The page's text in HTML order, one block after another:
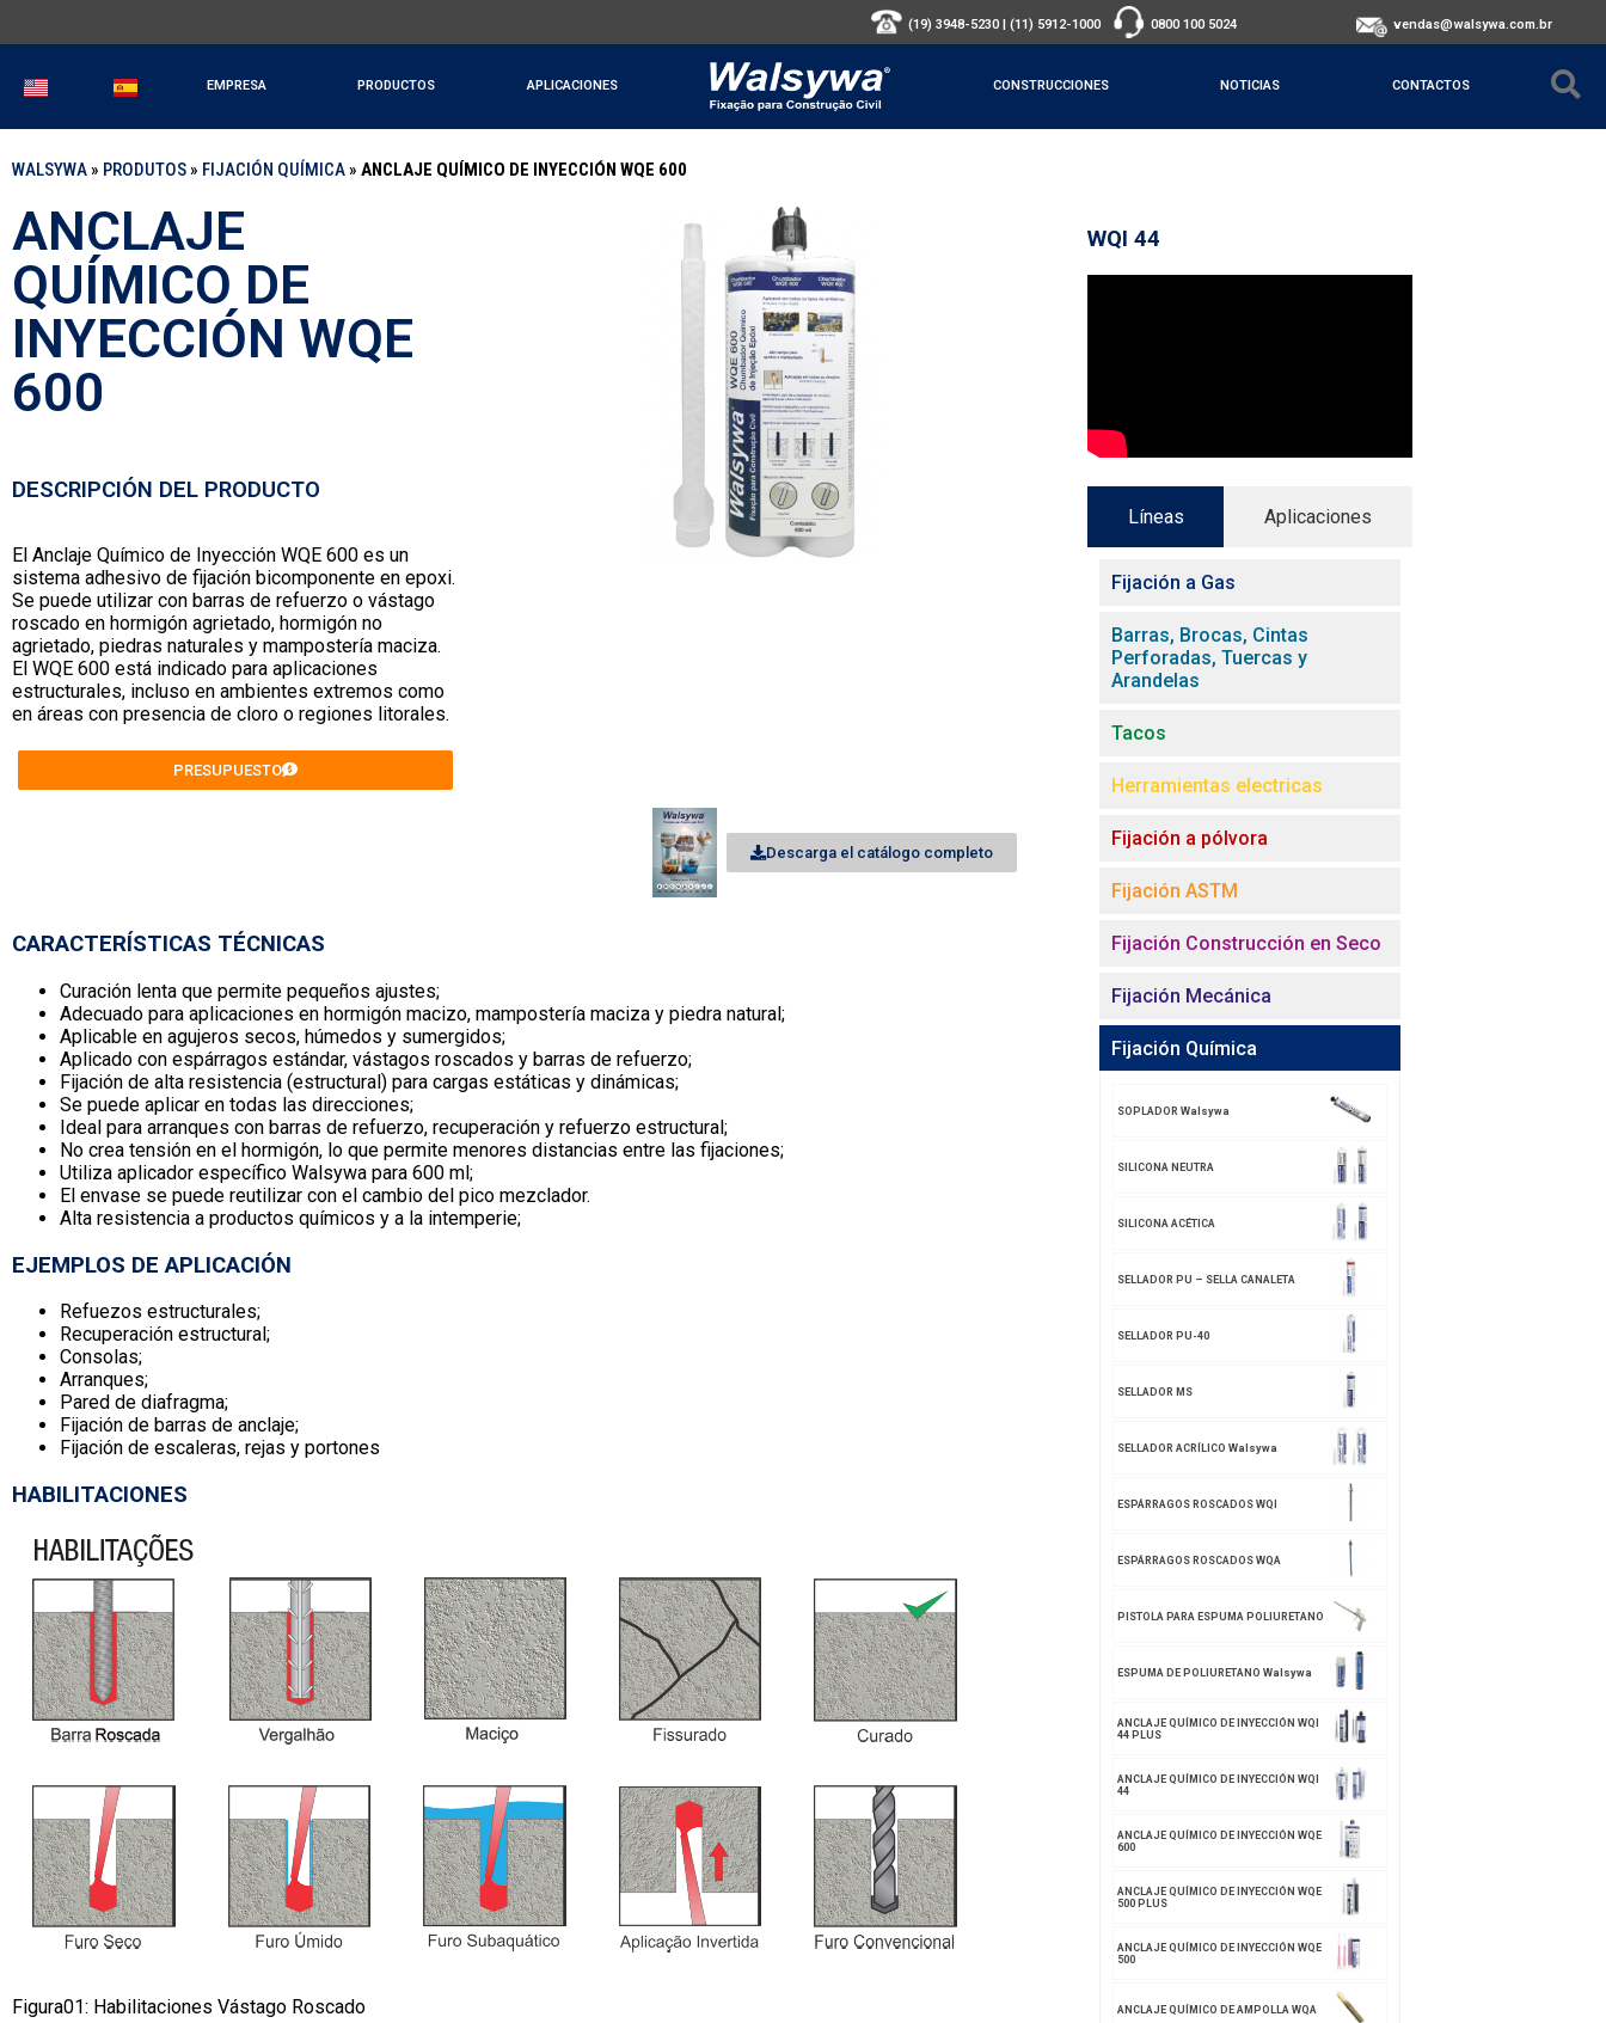
(19) 3948-5230 |(11) 5912-1000 0800 100 5024 vendas@walsywa.com.br
EMPRESA PRODUCTOS APLICACIONES CONSTRUCCIONES NOTICIAS CONTACTOS
WALSYWA» PRODUTOS» FIJACIÓN QUÍMICA» ANCLAJE QUÍMICO DE INYECCIÓN WQE 600
ANCLAJE
QUÍMICO DE
INYECCIÓN WQE
600
DESCRIPCIÓN DEL PRODUCTO
El Anclaje Químico de Inyección WQE 600 es un
sistema adhesivo de fijación bicomponente en epoxi.
Se puede utilizar con barras de refuerzo o vástago
roscado en hormigón agrietado, hormigón no
agrietado, piedras naturales y mampostería maciza.
El WQE 600 está indicado para aplicaciones
estructurales, incluso en ambientes extremos como
en áreas con presencia de cloro o regiones litorales.
PRESUPUESTO
Descarga el catálogo completo
CARACTERÍSTICAS TÉCNICAS
Curación lenta que permite pequeños ajustes;
Adecuado para aplicaciones en hormigón macizo, mampostería maciza y piedra natural;
Aplicable en agujeros secos, húmedos y sumergidos;
Aplicado con espárragos estándar, vástagos roscados y barras de refuerzo;
Fijación de alta resistencia (estructural) para cargas estáticas y dinámicas;
Se puede aplicar en todas las direcciones;
Ideal para arranques con barras de refuerzo, recuperación y refuerzo estructural;
No crea tensión en el hormigón, lo que permite menores distancias entre las fijaciones;
Utiliza aplicador específico Walsywa para 600 ml;
El envase se puede reutilizar con el cambio del pico mezclador.
Alta resistencia a productos químicos y a la intemperie;
EJEMPLOS DE APLICACIÓN
Refuezos estructurales;
Recuperación estructural;
Consolas;
Arranques;
Pared de diafragma;
Fijación de barras de anclaje;
Fijación de escaleras, rejas y portones
HABILITACIONES
Figura01: Habilitaciones Vástago Roscado
WQI 44
Líneas Aplicaciones
Fijación a Gas
Barras, Brocas, Cintas
Perforadas, Tuercas y
Arandelas
Tacos
Herramientas electricas
Fijación a pólvora
Fijación ASTM
Fijación Construcción en Seco
Fijación Mecánica
Fijación Química
SOPLADOR Walsywa
SILICONA NEUTRA
SILICONA ACÉTICA
SELLADOR PU – SELLA CANALETA
SELLADOR PU-40
SELLADOR MS
SELLADOR ACRÍLICO Walsywa
ESPÁRRAGOS ROSCADOS WQI
ESPÁRRAGOS ROSCADOS WQA
PISTOLA PARA ESPUMA POLIURETANO
ESPUMA DE POLIURETANO Walsywa
ANCLAJE QUÍMICO DE INYECCIÓN WQI
44 PLUS
ANCLAJE QUÍMICO DE INYECCIÓN WQI
44
ANCLAJE QUÍMICO DE INYECCIÓN WQE
600
ANCLAJE QUÍMICO DE INYECCIÓN WQE
500 PLUS
ANCLAJE QUÍMICO DE INYECCIÓN WQE
500
ANCLAJE QUÍMICO DE AMPOLLA WQA